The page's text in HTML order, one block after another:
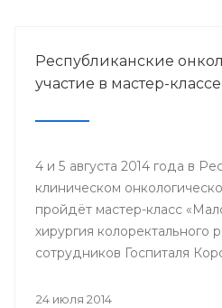
Республиканские
участие в мастер-классе
4 и 5 августа 2014 года в
клиническом
пройдёт мастер-класс
хирургия колоректального
сотрудников Госпиталя
24 июля 2014